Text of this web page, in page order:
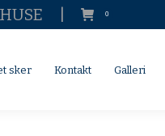
0
sker Kontakt Galleri
Kontakt